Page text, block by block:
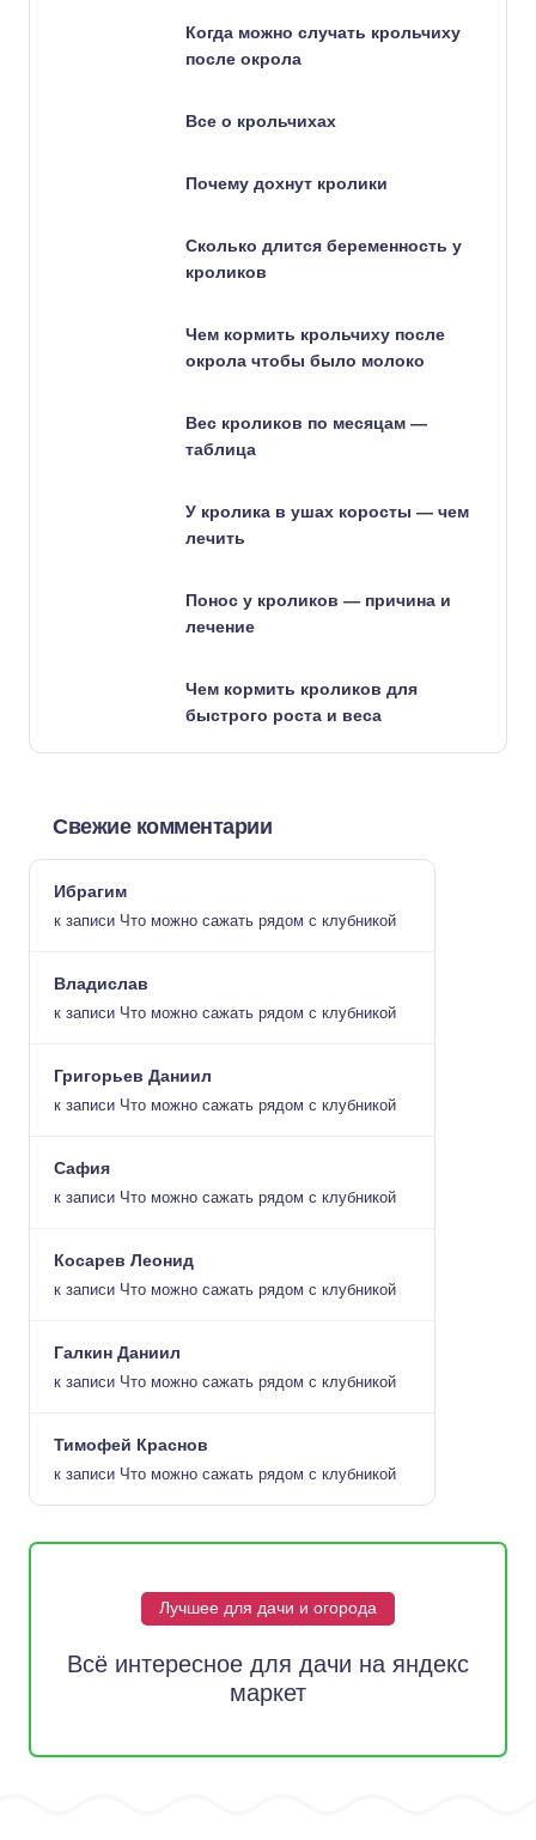
Когда можно случать крольчиху
после окрола
Все о крольчихах
Почему дохнут кролики
Сколько длится беременность у
кроликов
Чем кормить крольчиху после
окрола чтобы было молоко
Вес кроликов по месяцам —
таблица
У кролика в ушах коросты — чем
лечить
Понос у кроликов — причина и
лечение
Чем кормить кроликов для
быстрого роста и веса
Свежие комментарии
Ибрагим
к записи Что можно сажать рядом с клубникой
Владислав
к записи Что можно сажать рядом с клубникой
Григорьев Даниил
к записи Что можно сажать рядом с клубникой
Сафия
к записи Что можно сажать рядом с клубникой
Косарев Леонид
к записи Что можно сажать рядом с клубникой
Галкин Даниил
к записи Что можно сажать рядом с клубникой
Тимофей Краснов
к записи Что можно сажать рядом с клубникой
Лучшее для дачи и огорода
Всё интересное для дачи на яндекс
маркет